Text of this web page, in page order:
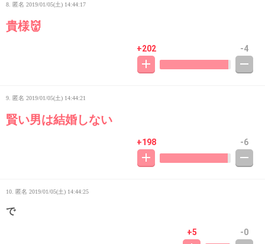
8. 匿名 2019/01/05(土) 14:44:17
貴様👹
+202 -4
9. 匿名 2019/01/05(土) 14:44:21
賢い男は結婚しない
+198 -6
10. 匿名 2019/01/05(土) 14:44:25
で
+5 -0